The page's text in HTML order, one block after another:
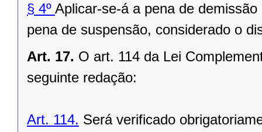
§ 4º Aplicar-se-á a pena de
pena de suspensão, considerado o
Art. 17. O art. 114 da Lei
seguinte redação:
Art. 114. Será verificado